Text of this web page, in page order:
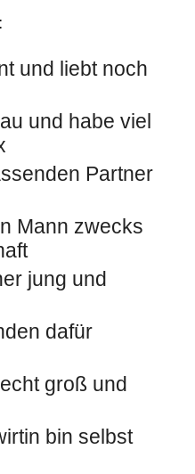
und liebt noch
und habe viel
Partner
Mann zwecks
jung und
dafür
groß und
bin selbst